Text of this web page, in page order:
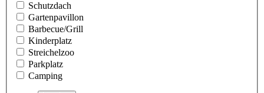
Schutzdach
Gartenpavillon
Barbecue/Grill
Kinderplatz
Streichelzoo
Parkplatz
Camping